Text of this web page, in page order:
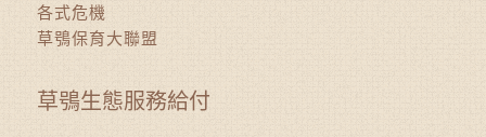
各式危機
草鴞保育大聯盟
草鴞生態服務給付